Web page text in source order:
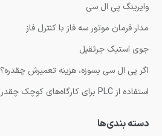
وایرینگ پی ال سی
مدار فرمان موتور سه فاز با کنترل فاز
جوی استیک جرثقیل
اگر پی ال سی بسوزه، هزینه تعمیرش چقدره؟
استفاده از PLC برای کارگاه‌های کوچک چقدر هزینه داره؟
دسته بندی‌ها